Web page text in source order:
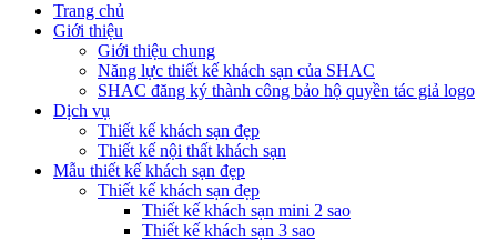
Trang chủ
Giới thiệu
Giới thiệu chung
Năng lực thiết kế khách sạn của SHAC
SHAC đăng ký thành công bảo hộ quyền tác giả logo
Dịch vụ
Thiết kế khách sạn đẹp
Thiết kế nội thất khách sạn
Mẫu thiết kế khách sạn đẹp
Thiết kế khách sạn đẹp
Thiết kế khách sạn mini 2 sao
Thiết kế khách sạn 3 sao